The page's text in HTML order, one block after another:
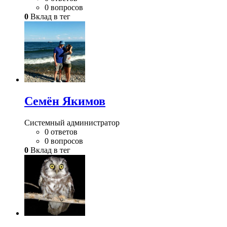
0 вопросов
0 Вклад в тег
Семён Якимов
Системный администратор
0 ответов
0 вопросов
0 Вклад в тег